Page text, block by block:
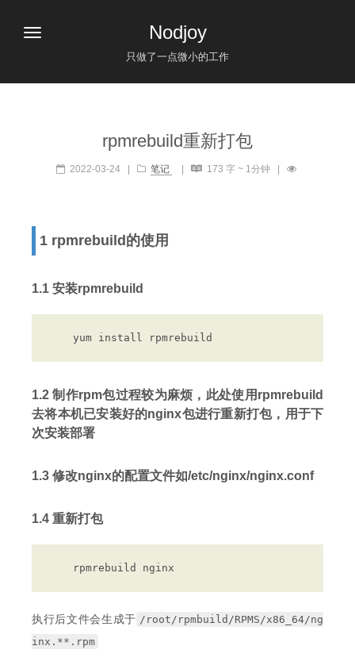
Nodjoy
只做了一点微小的工作
rpmrebuild重新打包
2022-03-24 笔记 173 字 ~ 1分钟
1 rpmrebuild的使用
1.1 安装rpmrebuild
1.2 制作rpm包过程较为麻烦，此处使用rpmrebuild
去将本机已安装好的nginx包进行重新打包，用于下
次安装部署
1.3 修改nginx的配置文件如/etc/nginx/nginx.conf
1.4 重新打包
执行后文件会生成于 /root/rpmbuild/RPMS/x86_64/ng
inx.**.rpm